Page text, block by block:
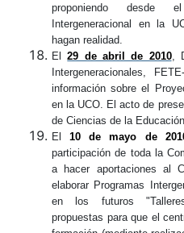
proponiendo desde
Intergeneracional en la
hagan realidad.
El29 de abril de 2010,
Intergeneracionales,
información sobre el
en la UCO. El acto de
de Ciencias de la Educación.
El
10 de mayo de
participación de toda la
a hacer aportaciones al
elaborar Programas
en los futuros
propuestas para que el